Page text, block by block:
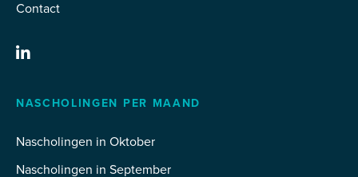
Contact
NASCHOLINGEN PER MAAND
Nascholingen in Oktober
Nascholingen in September